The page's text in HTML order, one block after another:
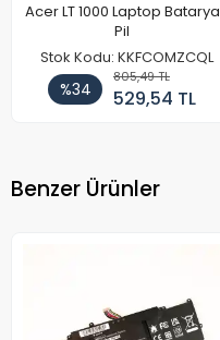
Acer LT 1000 Laptop Batarya
Pil
Stok Kodu: KKFCOMZCQL
%34
805,49 TL
529,54 TL
Benzer Ürünler